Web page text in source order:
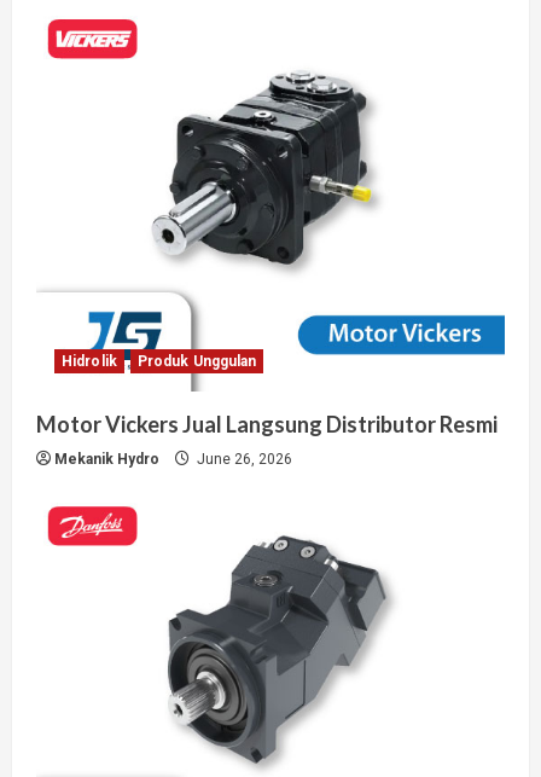
Hidrolik Produk Unggulan
Motor Vickers Jual Langsung Distributor Resmi
Mekanik Hydro June 26, 2026